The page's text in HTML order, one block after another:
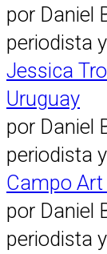
por Daniel
periodista
Jessica
Uruguay
por Daniel
periodista
Campo
por Daniel
periodista